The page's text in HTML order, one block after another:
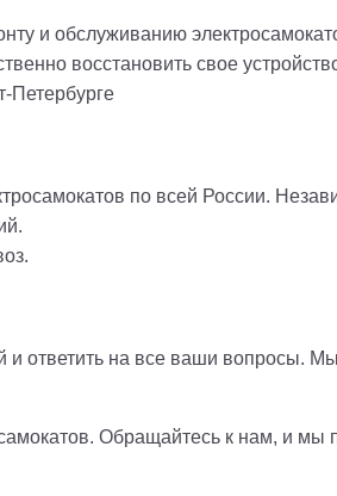
и обслуживанию
восстановить свое
Петербурге
по всей России.
ответить на все ваши вопросы.
Обращайтесь к нам, и